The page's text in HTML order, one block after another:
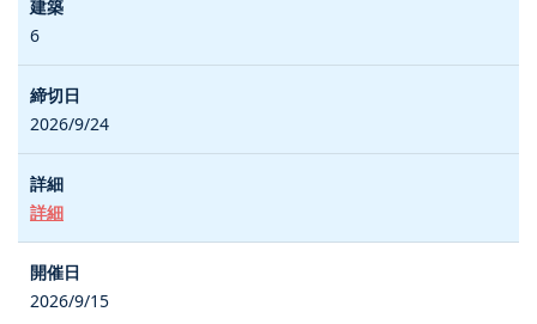
6
2026/9/24
詳細
2026/9/15